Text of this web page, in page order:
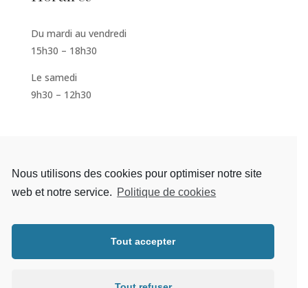
Du mardi au vendredi
15h30 – 18h30
Le samedi
9h30 – 12h30
Nous utilisons des cookies pour optimiser notre site
web et notre service. Politique de cookies
Tout accepter